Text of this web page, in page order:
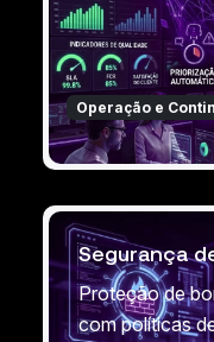
Operação e
Segurança
Proteção de
com políticas